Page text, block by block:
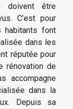
doivent être
C’est pour
habitants font
dans les
réputée pour
rénovation de
accompagne
dans la
Depuis sa